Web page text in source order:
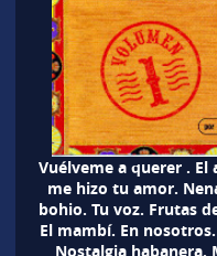
Vuélveme a querer .
me hizo tu amor.
bohio. Tu voz. Frutas
El mambí. En
Nostalgia habanera.